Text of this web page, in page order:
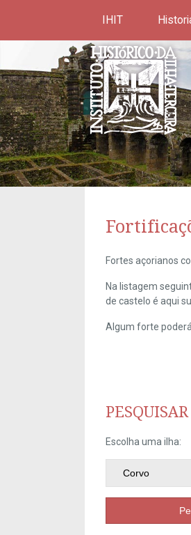
IHIT
Fortes açorianos
Na listagem
de castelo é aqui
Algum forte
PESQUISAR
Escolha uma ilha: